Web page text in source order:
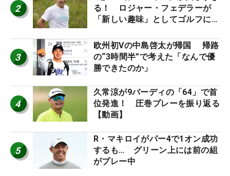
2
る！ ロジャー・フェデラーが
「新しい趣味」としてゴルフに挑
3
欧州初Vの中島啓太が帰国 帰路
の“3時間半”で考えた「なんで優
勝できたのか」
4
久常涼が9バーディの「64」で首
位発進！ 圧巻プレーを振り返る
【動画】
5
R・マキロイがパー4で1オン成功
するも… グリーン上には前の組
がプレー中